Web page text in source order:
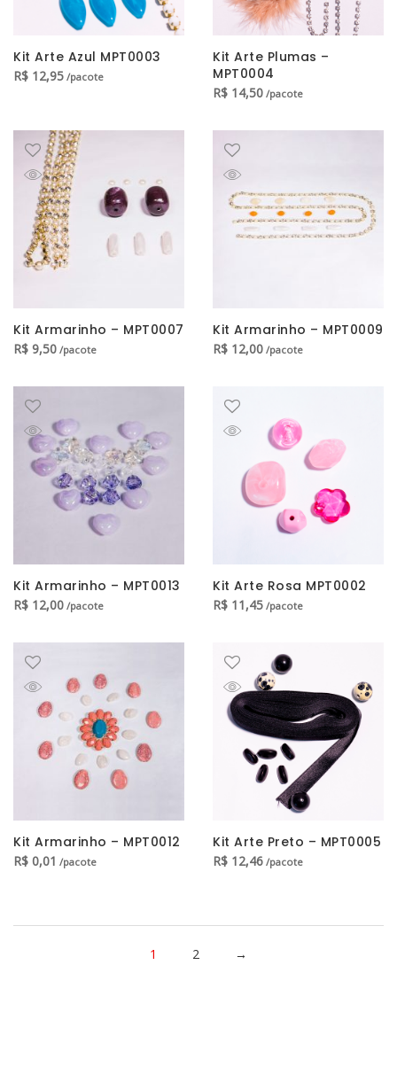
Kit Arte Azul MPT0003
R$ 12,95 /pacote
Kit Arte Plumas –
MPT0004
R$ 14,50 /pacote
Kit Armarinho – MPT0007
R$ 9,50 /pacote
Kit Armarinho – MPT0009
R$ 12,00 /pacote
Kit Armarinho – MPT0013
R$ 12,00 /pacote
Kit Arte Rosa MPT0002
R$ 11,45 /pacote
Kit Armarinho – MPT0012
R$ 0,01 /pacote
Kit Arte Preto – MPT0005
R$ 12,46 /pacote
1 2 →